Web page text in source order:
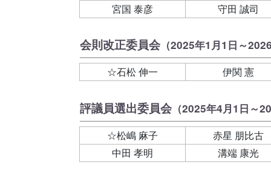
宮国 泰彦
守田 誠司
会則改正委員会（2025年1月1日～
☆石松 伸一 伊関 憲
評議員選出委員会（2025年4月1日～
☆松嶋 麻子
赤星 朋比古
中田 孝明
溝端 康光